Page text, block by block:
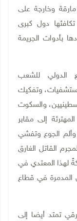
وخارجة على
تكافئها دول كبرى
بأدوات الجريمة
الدولي للشعب
وتفكيك
والسكوت
إلى مقابر
وألم الجوع وتفشي
القاتل الغارق
لهذا المعتدي في
المدمرة في قطاع
تمتد أيضا إلى